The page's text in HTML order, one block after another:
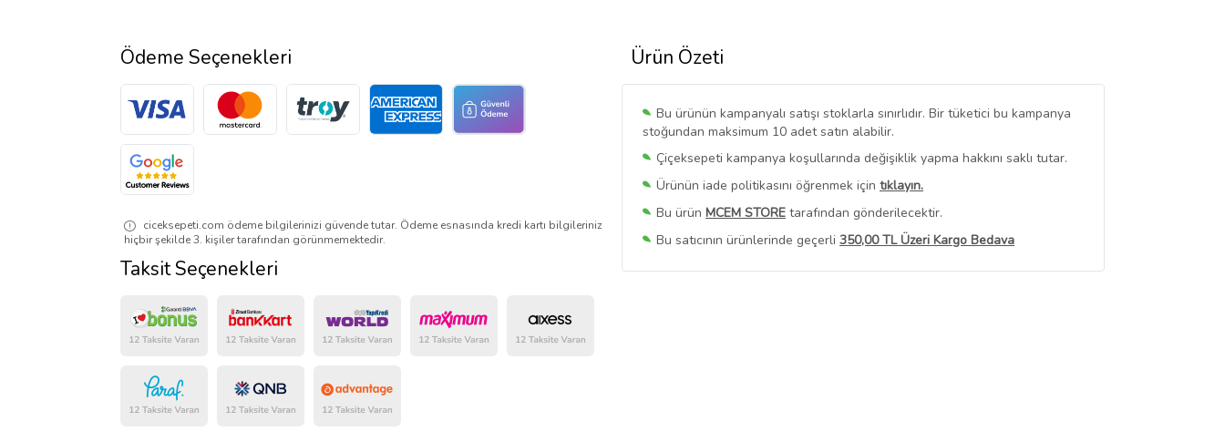
Ürün Özeti
Bu ürünün kampanyalı satışı stoklarla sınırlıdır. Bir tüketici bu kampanya
stoğundan maksimum 10 adet satın alabilir.
Çiçeksepeti kampanya koşullarında değişiklik yapma hakkını saklı tutar.
Ürünün iade politikasını öğrenmek için tıklayın.
Bu ürün MCEM STORE tarafından gönderilecektir.
Bu satıcının ürünlerinde geçerli 350,00 TL Üzeri Kargo Bedava
Bu SatıcınınTüm Ürünlerini Görüntüle
Ödeme Seçenekleri
ciceksepeti.com ödeme bilgilerinizi güvende tutar. Ödeme esnasında kredi kartı bilgileriniz
hiçbir şekilde 3. kişiler tarafından görünmemektedir.
Taksit Seçenekleri